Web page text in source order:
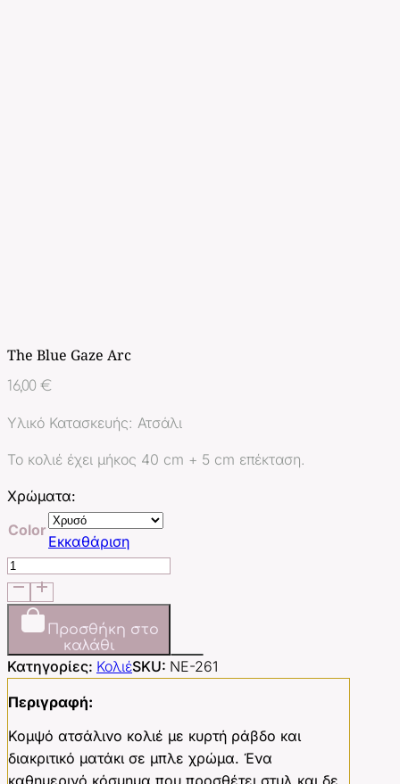
The Blue Gaze Arc
16,00 €
Υλικό Κατασκευής: Ατσάλι
Το κολιέ έχει μήκος 40 cm + 5 cm επέκταση.
Χρώματα:
Color
Εκκαθάριση
The
Blue
Gaze
Arc
ποσότητα
Προσθήκη στο
καλάθι
Κατηγορίες: ΚολιέSKU: NE-261
Περιγραφή:
Κομψό ατσάλινο κολιέ με κυρτή ράβδο και
διακριτικό ματάκι σε μπλε χρώμα. Ένα